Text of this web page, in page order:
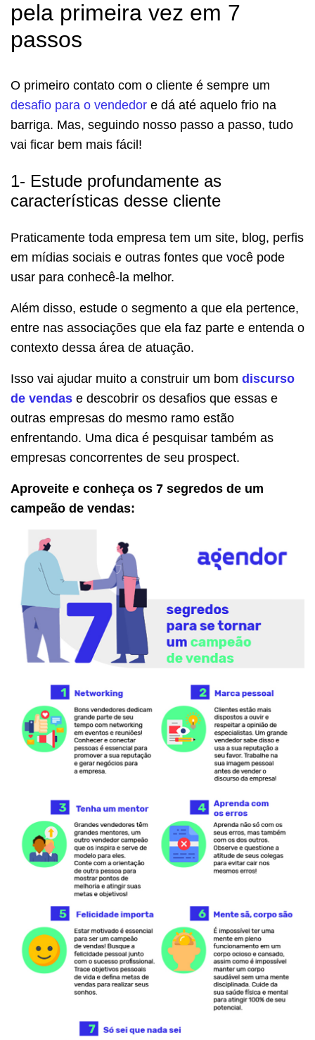
pela primeira vez em 7
passos
O primeiro contato com o cliente é sempre um
desafio para o vendedor e dá até aquelo frio na
barriga. Mas, seguindo nosso passo a passo, tudo
vai ficar bem mais fácil!
1- Estude profundamente as
características desse cliente
Praticamente toda empresa tem um site, blog, perfis
em mídias sociais e outras fontes que você pode
usar para conhecê-la melhor.
Além disso, estude o segmento a que ela pertence,
entre nas associações que ela faz parte e entenda o
contexto dessa área de atuação.
Isso vai ajudar muito a construir um bom discurso
de vendas e descobrir os desafios que essas e
outras empresas do mesmo ramo estão
enfrentando. Uma dica é pesquisar também as
empresas concorrentes de seu prospect.
Aproveite e conheça os 7 segredos de um
campeão de vendas: